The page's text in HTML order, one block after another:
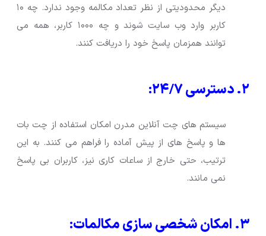
دیگر محدودیتی از نظر تعداد مکالمه وجود ندارد. چه ۱۰
کاربر وارد وب سایت شوند و چه ۱۰۰۰ کاربر، همه می
توانند همزمان پاسخ خود را دریافت کنند.
۲. دسترسی ۲۴/۷:
سیستم های چت آنلاین مدرن امکان استفاده از چت بات
ها و پاسخ های از پیش آماده را فراهم می کنند. به این
ترتیب، حتی خارج از ساعات کاری نیز، کاربران بی پاسخ
نمی مانند.
۳. امکان شخصی سازی مکالمات: